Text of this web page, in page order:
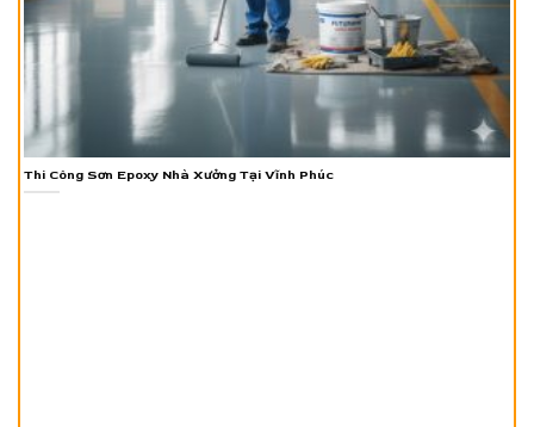
Thi Công Sơn Epoxy Nhà Xưởng Tại Vĩnh Phúc